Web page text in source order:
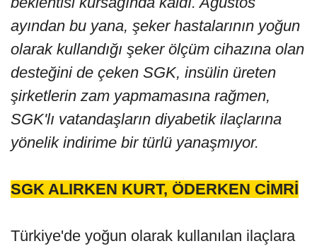
ayından bu yana, şeker hastalarının yoğun
olarak kullandığı şeker ölçüm cihazına olan
desteğini de çeken SGK, insülin üreten
şirketlerin zam yapmamasına rağmen,
SGK'lı vatandaşların diyabetik ilaçlarına
yönelik indirime bir türlü yanaşmıyor.
SGK ALIRKEN KURT, ÖDERKEN CİMRİ
Türkiye'de yoğun olarak kullanılan ilaçlara